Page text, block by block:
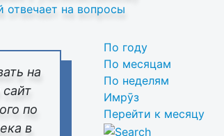
отвечает на вопросы
на
по
в
По году
По месяцам
По неделям
Имрӯз
Перейти к месяцу